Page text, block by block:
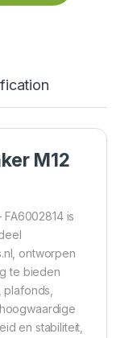
M12
FA6002814 is
ontworpen
te bieden
en stabiliteit,